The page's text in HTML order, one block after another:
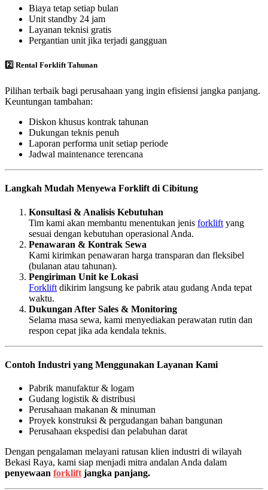
Biaya tetap setiap bulan
Unit standby 24 jam
Layanan teknisi gratis
Pergantian unit jika terjadi gangguan
2️⃣ Rental Forklift Tahunan
Pilihan terbaik bagi perusahaan yang ingin efisiensi jangka panjang.
Keuntungan tambahan:
Diskon khusus kontrak tahunan
Dukungan teknis penuh
Laporan performa unit setiap periode
Jadwal maintenance terencana
Langkah Mudah Menyewa Forklift di Cibitung
Konsultasi & Analisis Kebutuhan
Tim kami akan membantu menentukan jenis forklift yang
sesuai dengan kebutuhan operasional Anda.
Penawaran & Kontrak Sewa
Kami kirimkan penawaran harga transparan dan fleksibel
(bulanan atau tahunan).
Pengiriman Unit ke Lokasi
Forklift dikirim langsung ke pabrik atau gudang Anda tepat
waktu.
Dukungan After Sales & Monitoring
Selama masa sewa, kami menyediakan perawatan rutin dan
respon cepat jika ada kendala teknis.
Contoh Industri yang Menggunakan Layanan Kami
Pabrik manufaktur & logam
Gudang logistik & distribusi
Perusahaan makanan & minuman
Proyek konstruksi & pergudangan bahan bangunan
Perusahaan ekspedisi dan pelabuhan darat
Dengan pengalaman melayani ratusan klien industri di wilayah
Bekasi Raya, kami siap menjadi mitra andalan Anda dalam
penyewaan forklift jangka panjang.